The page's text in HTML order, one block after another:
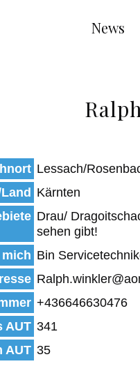
Main
News
Lessach/
Kärnten
Drau/
sehen gibt!
mich Bin
+436646630476
AUT 341
AUT 35